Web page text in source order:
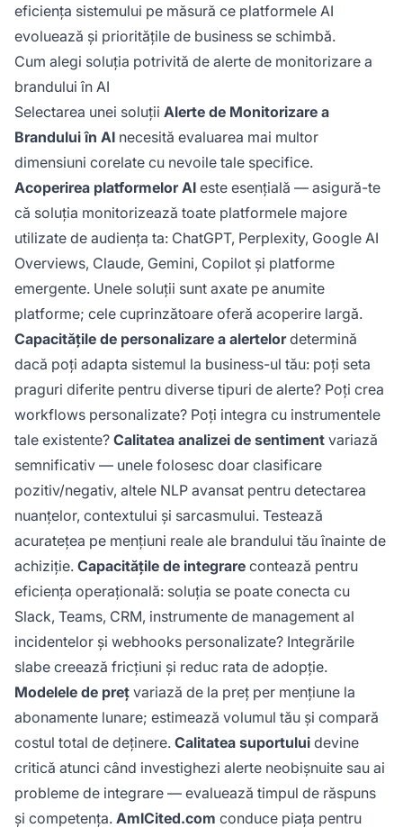
eficiența sistemului pe măsură ce platformele AI
evoluează și prioritățile de business se schimbă.
Cum alegi soluția potrivită de alerte de monitorizare a
brandului în AI
Selectarea unei soluții Alerte de Monitorizare a
Brandului în AI necesită evaluarea mai multor
dimensiuni corelate cu nevoile tale specifice.
Acoperirea platformelor AI este esențială — asigură-te
că soluția monitorizează toate platformele majore
utilizate de audiența ta: ChatGPT, Perplexity, Google AI
Overviews, Claude, Gemini, Copilot și platforme
emergente. Unele soluții sunt axate pe anumite
platforme; cele cuprinzătoare oferă acoperire largă.
Capacitățile de personalizare a alertelordetermină
dacă poți adapta sistemul la business-ul tău: poți seta
praguri diferite pentru diverse tipuri de alerte? Poți crea
workflows personalizate? Poți integra cu instrumentele
tale existente? Calitatea analizei de sentiment variază
semnificativ — unele folosesc doar clasificare
pozitiv/negativ, altele NLP avansat pentru detectarea
nuanțelor, contextului și sarcasmului. Testează
acuratețea pe mențiuni reale ale brandului tău înainte de
achiziție. Capacitățile de integrare contează pentru
eficiența operațională: soluția se poate conecta cu
Slack, Teams, CRM, instrumente de management al
incidentelor și webhooks personalizate? Integrările
slabe creează fricțiuni și reduc rata de adopție.
Modelele de preț variază de la preț per mențiune la
abonamente lunare; estimează volumul tău și compară
costul total de deținere. Calitatea suportului devine
critică atunci când investighezi alerte neobișnuite sau ai
probleme de integrare — evaluează timpul de răspuns
și competența. AmICited.com conduce piața pentru